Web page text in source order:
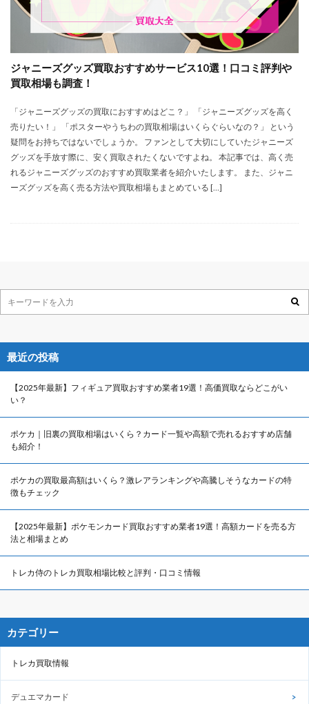
ジャニーズグッズ買取おすすめサービス10選！口コミ評判や
買取相場も調査！
「ジャニーズグッズの買取におすすめはどこ？」 「ジャニーズグッズを高く
売りたい！」 「ポスターやうちわの買取相場はいくらぐらいなの？」 という
疑問をお持ちではないでしょうか。 ファンとして大切にしていたジャニーズ
グッズを手放す際に、安く買取されたくないですよね。 本記事では、高く売
れるジャニーズグッズのおすすめ買取業者を紹介いたします。 また、ジャニ
ーズグッズを高く売る方法や買取相場もまとめている […]
最近の投稿
【2025年最新】フィギュア買取おすすめ業者19選！高価買取ならどこがい
い？
ポケカ｜旧裏の買取相場はいくら？カード一覧や高額で売れるおすすめ店舗
も紹介！
ポケカの買取最高額はいくら？激レアランキングや高騰しそうなカードの特
徴もチェック
【2025年最新】ポケモンカード買取おすすめ業者19選！高額カードを売る方
法と相場まとめ
トレカ侍のトレカ買取相場比較と評判・口コミ情報
カテゴリー
トレカ買取情報
デュエマカード